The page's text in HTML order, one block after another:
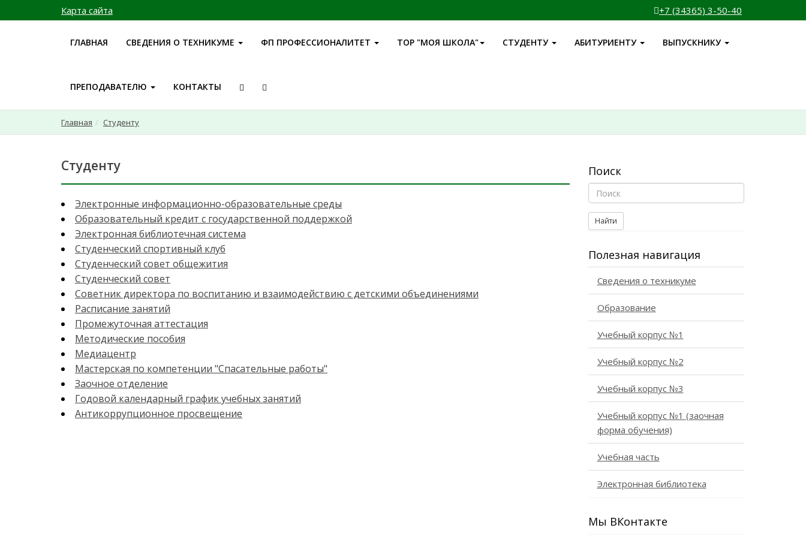
Карта сайта +7 (34365) 3-50-40
ГЛАВНАЯ СВЕДЕНИЯ О ТЕХНИКУМЕ ФП ПРОФЕССИОНАЛИТЕТ ТОР "МОЯ ШКОЛА" СТУДЕНТУ АБИТУРИЕНТУ ВЫПУСКНИКУ
ПРЕПОДАВАТЕЛЮ КОНТАКТЫ
Главная Студенту
Студенту
Электронные информационно-образовательные среды
Образовательный кредит с государственной поддержкой
Электронная библиотечная система
Студенческий спортивный клуб
Студенческий совет общежития
Студенческий совет
Советник директора по воспитанию и взаимодействию с детскими объединениями
Расписание занятий
Промежуточная аттестация
Методические пособия
Медиацентр
Мастерская по компетенции "Спасательные работы"
Заочное отделение
Годовой календарный график учебных занятий
Антикоррупционное просвещение
Поиск
Найти
Полезная навигация
Сведения о техникуме
Образование
Учебный корпус №1
Учебный корпус №2
Учебный корпус №3
Учебный корпус №1 (заочная
форма обучения)
Учебная часть
Электронная библиотека
Мы ВКонтакте